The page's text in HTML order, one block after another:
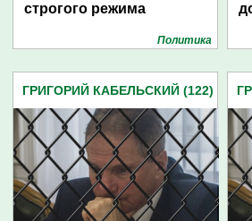
строгого режима
Политика
ГРИГОРИЙ КАБЕЛЬСКИЙ (122)